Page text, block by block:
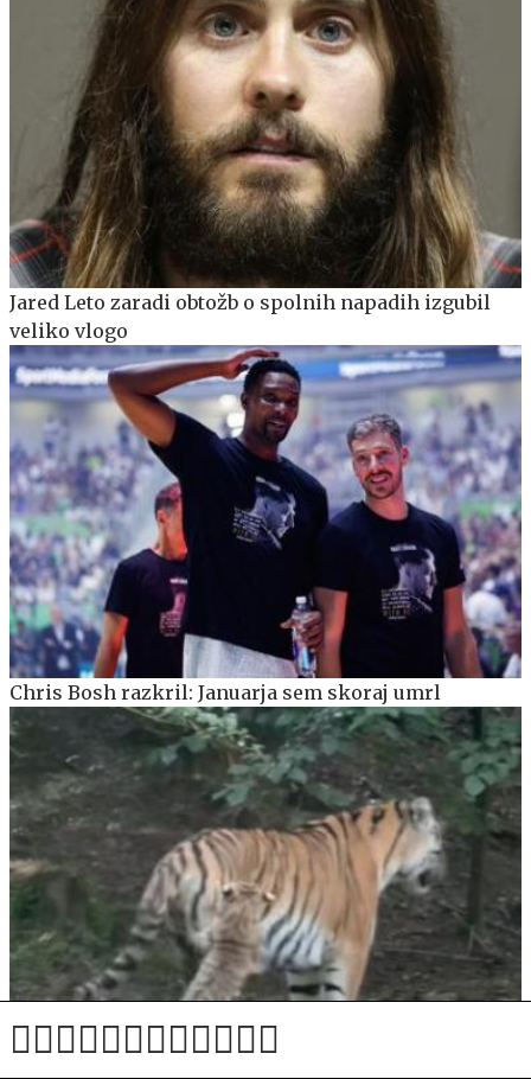
Jared Leto zaradi obtožb o spolnih napadih izgubil
veliko vlogo
Chris Bosh razkril: Januarja sem skoraj umrl
Male tigrice v ljubljanskem živalskem vrtu